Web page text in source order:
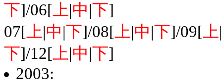
下]/06[ 上|中|下]
07[ 上|中|下]/08[ 上|中|下]/09[ 上|
下]/12[ 上|中|下]
2003: